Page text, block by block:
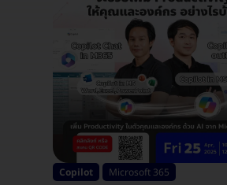
Copilot Microsoft 365